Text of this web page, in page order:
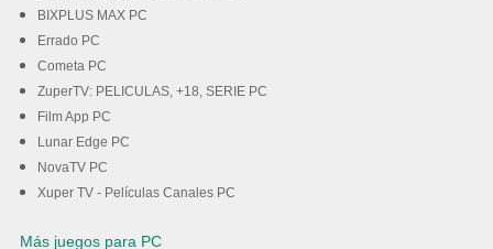
BIXPLUS MAX PC
Errado PC
Cometa PC
ZuperTV: PELICULAS, +18, SERIE PC
Film App PC
Lunar Edge PC
NovaTV PC
Xuper TV - Películas Canales PC
Más juegos para PC